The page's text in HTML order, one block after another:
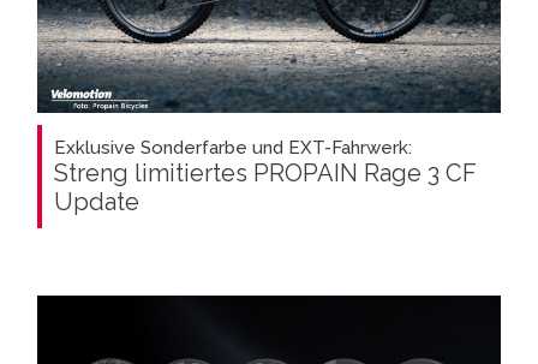
Exklusive Sonderfarbe und EXT-Fahrwerk:
Streng limitiertes PROPAIN Rage 3 CF
Update